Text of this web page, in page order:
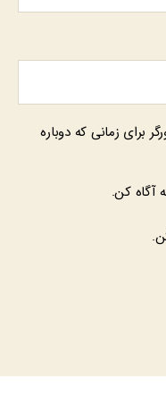
برای زمانی که دوباره
آگاه کن.